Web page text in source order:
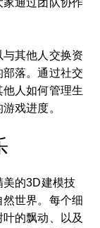
其他人交换资
落。通过社交
人如何管理生
戏进度。
美的3D建模技
世界。每个细
的飘动、以及